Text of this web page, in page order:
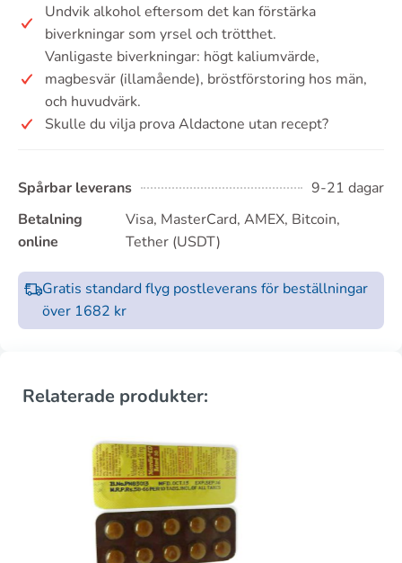
Undvik alkohol eftersom det kan förstärka
biverkningar som yrsel och trötthet.
Vanligaste biverkningar: högt kaliumvärde,
magbesvär (illamående), bröstförstoring hos män,
och huvudvärk.
Skulle du vilja prova Aldactone utan recept?
Spårbar leverans
9-21 dagar
Betalning
online
Visa, MasterCard, AMEX, Bitcoin,
Tether (USDT)
Gratis standard flyg postleverans för beställningar
över 1682 kr
Relaterade produkter: